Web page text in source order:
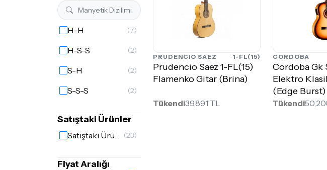
H-H (7)
H-S-S (2)
S-H (2)
S-S-S (2)
Satıştaki Ürünler
Satıştaki Ürünler (23)
Fiyat Aralığı
PRUDENCIO SAEZ 1-FL(15)
Prudencio Saez 1-FL(15)
Flamenko Gitar (Brina)
Tükendi39,891 TL
CORDOBA
Cordoba Gk
Elektro
(Edge Burst)
Tükendi